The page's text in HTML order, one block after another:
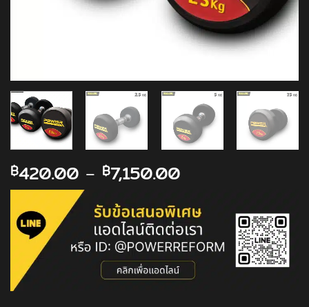
฿420.00 – ฿7,150.00Price
฿420.00
through
฿7,150.00